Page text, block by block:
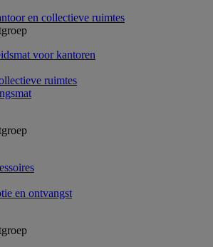
en collectieve ruimtes
voor kantoren
ruimtes
en ontvangst